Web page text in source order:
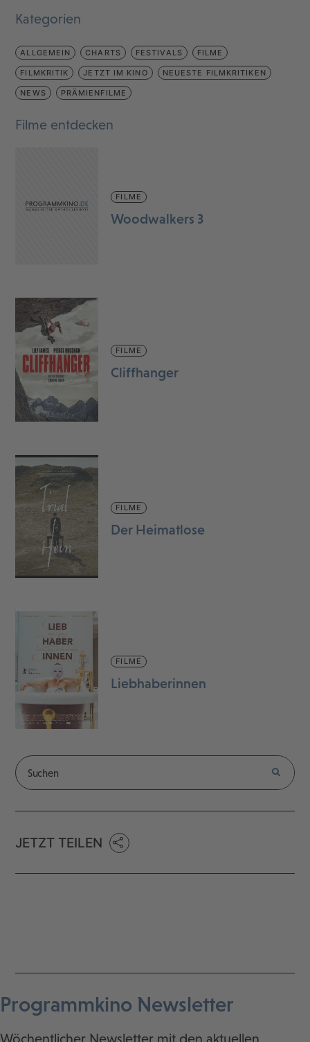
Kategorien
ALLGEMEIN CHARTS FESTIVALS FILME
FILMKRITIK JETZT IM KINO NEUESTE FILMKRITIKEN
NEWS PRÄMIENFILME
Filme entdecken
FILME
Woodwalkers 3
FILME
Cliffhanger
FILME
Der Heimatlose
FILME
Liebhaberinnen
JETZT TEILEN
Programmkino Newsletter
Wöchentlicher Newsletter mit den aktuellen